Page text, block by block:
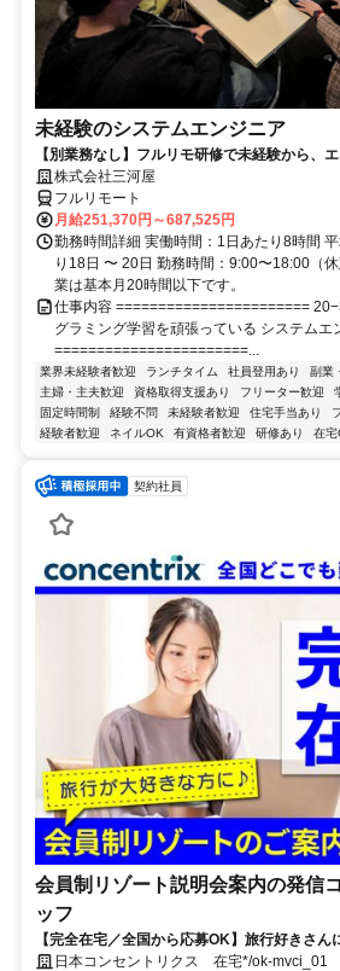
未経験のシステムエンジニア
【別業務なし】フルリモ研修で未経験から、
株式会社三河屋
フルリモート
月給251,370円～687,525円
勤務時間詳細 実働時間：1日あたり8時間
り18日 〜 20日 勤務時間：9:00〜18:00（
業は基本月20時間以下です。
仕事内容 =======================
グラミング学習を頑張っている システムエ
=======================...
業界未経験者歓迎 ランチタイム 社員登用あり
副業
主婦・主夫歓迎
資格取得支援あり フリーター歓迎
固定時間制
経験不問 未経験者歓迎 住宅手当あり
経験者歓迎
ネイルOK 有資格者歓迎 研修あり 在宅
契約社員
会員制リゾート説明会案内の発信
ッフ
【完全在宅／全国から応募OK】旅行好きさ
トのご案内×テレワーク・リモートワーク◎月
日本コンセントリクス 在宅*/ok-mvci_01